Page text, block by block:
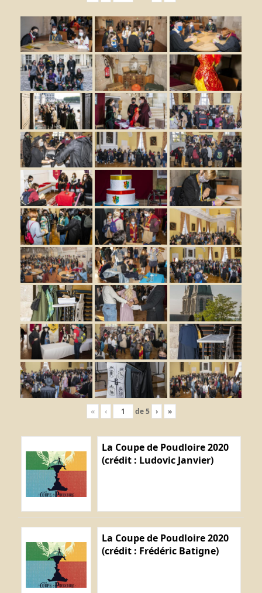
« ‹ de5 › »
La Coupe de Poudloire 2020
(crédit : Ludovic Janvier)
La Coupe de Poudloire 2020
(crédit : Frédéric Batigne)